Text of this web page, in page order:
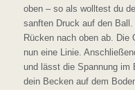
oben – so als wolltest du
sanften Druck auf den
Rücken nach oben ab. Die
nun eine Linie.
und lässt die Spannung im
dein Becken auf dem